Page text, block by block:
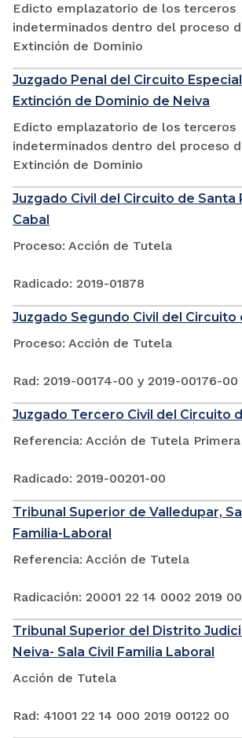
Edicto emplazatorio de los terceros
indeterminados dentro del proceso
Extinción de Dominio
Juzgado Penal del Circuito
Extinción de Dominio de Neiva
Edicto emplazatorio de los terceros
indeterminados dentro del proceso
Extinción de Dominio
Juzgado Civil del Circuito de Santa
Cabal
Proceso: Acción de Tutela
Radicado: 2019-01878
Juzgado Segundo Civil del Circuito
Proceso: Acción de Tutela
Rad: 2019-00174-00 y 2019-00176-00
Juzgado Tercero Civil del Circuito
Referencia: Acción de Tutela
Radicado: 2019-00201-00
Tribunal Superior de Valledupar,
Familia-Laboral
Referencia: Acción de Tutela
Radicación: 20001 22 14 0002 2019
Tribunal Superior del Distrito
Neiva- Sala Civil Familia Laboral
Acción de Tutela
Rad: 41001 22 14 000 2019 00122 00